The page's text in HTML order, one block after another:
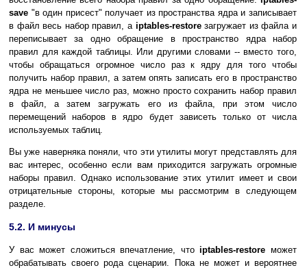
save "в один присест" получает из пространства ядра и записывает
в файл весь набор правил, а iptables-restoreзагружает из файла и
переписывает за одно обращение в пространство ядра набор
правил для каждой таблицы. Или другими словами -- вместо того,
чтобы обращаться огромное число раз к ядру для того чтобы
получить набор правил, а затем опять записать его в пространство
ядра не меньшее число раз, можно просто сохранить набор правил
в файл, а затем загружать его из файла, при этом число
перемещений наборов в ядро будет зависеть только от числа
используемых таблиц.
Вы уже наверняка поняли, что эти утилиты могут представлять для
вас интерес, особенно если вам приходится загружать огромные
наборы правил. Однако использование этих утилит имеет и свои
отрицательные стороны, которые мы рассмотрим в следующем
разделе.
5.2. И минусы
У вас может сложиться впечатление, чтоiptables-restore может
обрабатывать своего рода сценарии. Пока не может и вероятнее